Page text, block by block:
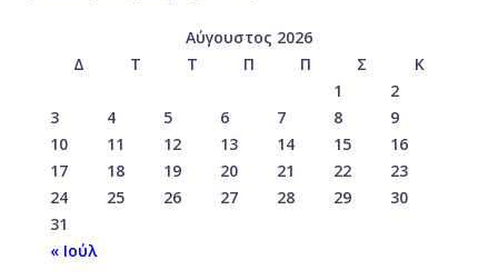
Αύγουστος 2026
Δ
Τ Τ Π Π Σ
Κ
1
2
3
4 5 6 7 8
9
10
11 12 13 14 15
16
17
18 19 20 21 22
23
24
25 26 27 28 29
30
31
« Ιούλ